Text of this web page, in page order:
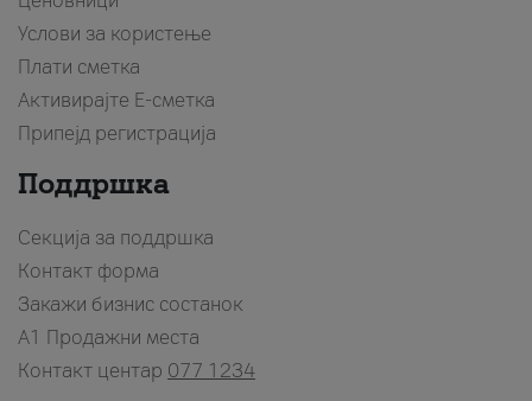
Услови за користење
Плати сметка
Активирајте Е-сметка
Припејд регистрација
Поддршка
Секција за поддршка
Контакт форма
Закажи бизнис состанок
A1 Продажни места
Контакт центар 077 1234